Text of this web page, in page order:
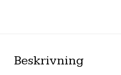
Beskrivning